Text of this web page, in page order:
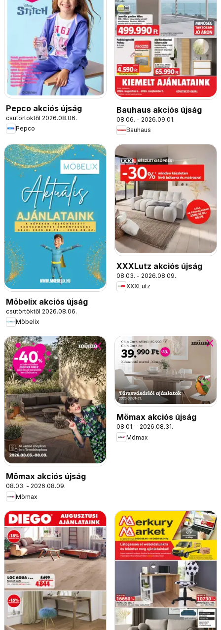
Pepco akciós újság
csütörtöktől 2026.08.06.
Pepco
Bauhaus akciós újság
08.06. - 2026.09.01.
Bauhaus
Möbelix akciós újság
csütörtöktől 2026.08.06.
Möbelix
XXXLutz akciós újság
08.03. - 2026.08.09.
XXXLutz
Mömax akciós újság
08.03. - 2026.08.09.
Mömax
Mömax akciós újság
08.01. - 2026.08.31.
Mömax